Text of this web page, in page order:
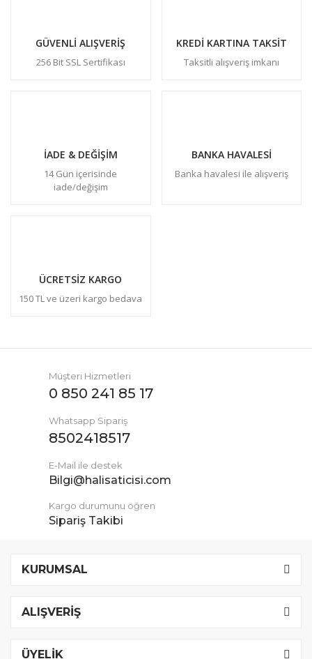
GÜVENLİ ALIŞVERİŞ
256 Bit SSL Sertifikası
KREDİ KARTINA TAKSİT
Taksitli alışveriş imkanı
İADE & DEĞİŞİM
14 Gün içerisinde
iade/değişim
BANKA HAVALESİ
Banka havalesi ile alışveriş
ÜCRETSİZ KARGO
150 TL ve üzeri kargo bedava
Müşteri Hizmetleri
0 850 241 85 17
Whatsapp Sipariş
8502418517
E-Mail ile destek
Bilgi@halisaticisi.com
Kargo durumunu öğren
Sipariş Takibi
KURUMSAL
ALIŞVERİŞ
ÜYELİK